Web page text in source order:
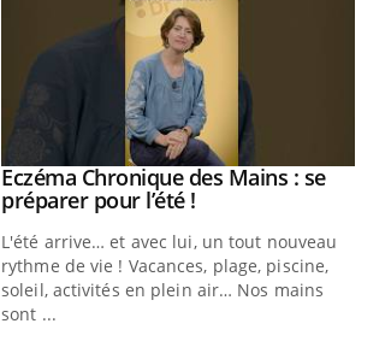
Youtube
Eczéma Chronique des Mains : se
préparer pour l’été !Youtube
L'été arrive… et avec lui, un tout nouveau
rythme de vie ! Vacances, plage, piscine,
soleil, activités en plein air… Nos mains
sont ...